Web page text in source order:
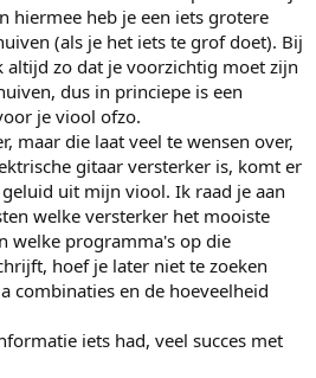
hiermee heb je een iets grotere
(als je het iets te grof doet). Bij
zo dat je voorzichtig moet zijn
dus in princiepe is een
je viool ofzo.
maar die laat veel te wensen over,
gitaar versterker is, komt er
uit mijn viool. Ik raad je aan
welke versterker het mooiste
welke programma's op die
hoef je later niet te zoeken
combinaties en de hoeveelheid
iets had, veel succes met